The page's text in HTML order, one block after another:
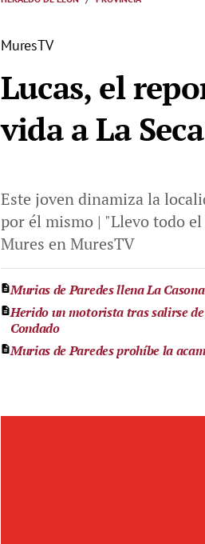
MuresTV
Lucas, el
vida a La
Este joven dinamiza la
por él mismo | "Llevo todo
Mures en MuresTV
Murias de Paredes llena La
Herido un motorista tras salirse
Condado
Murias de Paredes prohíbe la